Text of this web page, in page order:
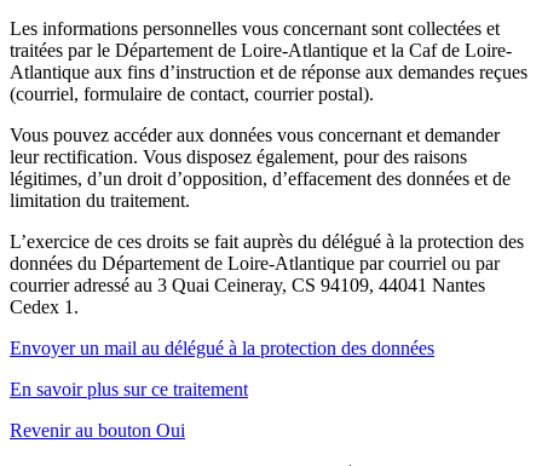
Les informations personnelles vous concernant sont collectées et
traitées par le Département de Loire-Atlantique et la Caf de Loire-
Atlantique aux fins d’instruction et de réponse aux demandes reçues
(courriel, formulaire de contact, courrier postal).
Vous pouvez accéder aux données vous concernant et demander
leur rectification. Vous disposez également, pour des raisons
légitimes, d’un droit d’opposition, d’effacement des données et de
limitation du traitement.
L’exercice de ces droits se fait auprès du délégué à la protection des
données du Département de Loire-Atlantique par courriel ou par
courrier adressé au 3 Quai Ceineray, CS 94109, 44041 Nantes
Cedex 1.
Envoyer un mail au délégué à la protection des données
En savoir plus sur ce traitement
Revenir au bouton Oui